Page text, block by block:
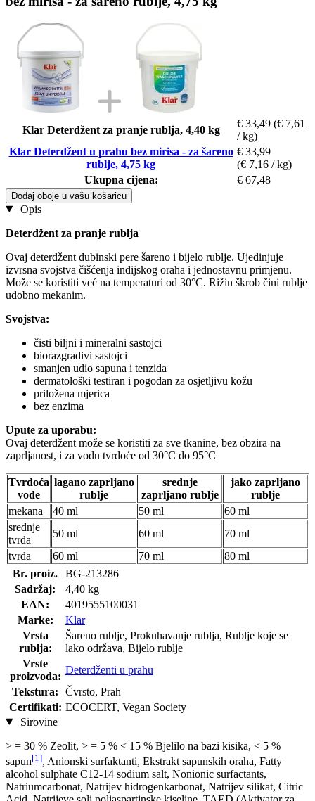
Klar Deterdžent za pranje rublja, 4,40 kg
€ 33,49 (€ 7,61
/ kg)
Klar Deterdžent u prahu bez mirisa - za šareno
rublje, 4,75 kg
€ 33,99
(€ 7,16 / kg)
Ukupna cijena:
€ 67,48
Dodaj oboje u vašu košaricu
Opis
Deterdžent za pranje rublja
Ovaj deterdžent dubinski pere šareno i bijelo rublje. Ujedinjuje
izvrsna svojstva čišćenja indijskog oraha i jednostavnu primjenu.
Može se koristiti već na temperaturi od 30°C. Rižin škrob čini rublje
udobno mekanim.
Svojstva:
čisti biljni i mineralni sastojci
biorazgradivi sastojci
smanjen udio sapuna i tenzida
dermatološki testiran i pogodan za osjetljivu kožu
priložena mjerica
bez enzima
Upute za uporabu:
Ovaj deterdžent može se koristiti za sve tkanine, bez obzira na
zaprljanost, i za vodu tvrdoće od 30°C do 95°C
Tvrdoća
vode
lagano zaprljano
rublje
srednje
zaprljano rublje
jako zaprljano
rublje
mekana
40 ml 50 ml
60 ml
srednje
tvrda
50 ml 60 ml
70 ml
tvrda
60 ml 70 ml
80 ml
Br. proiz.
BG-213286
Sadržaj:
4,40 kg
EAN:
4019555100031
Marke:
Klar
Vrsta
rublja:
Šareno rublje, Prokuhavanje rublja, Rublje koje se
lako održava, Bijelo rublje
Vrste
proizvoda:
Deterdženti u prahu
Tekstura:
Čvrsto, Prah
Certifikati: ECOCERT, Vegan Society
Sirovine
> = 30 % Zeolit, > = 5 % < 15 % Bjelilo na bazi kisika, < 5 %
sapun[1], Anionski surfaktanti, Ekstrakt sapunskih oraha, Fatty
alcohol sulphate C12-14 sodium salt, Nonionic surfactants,
Natriumcarbonat, Natrijev hidrogenkarbonat, Natrijev silikat, Citric